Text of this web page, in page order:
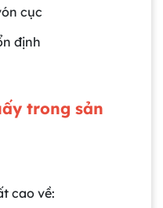
cục
định
trong sản
cao về: